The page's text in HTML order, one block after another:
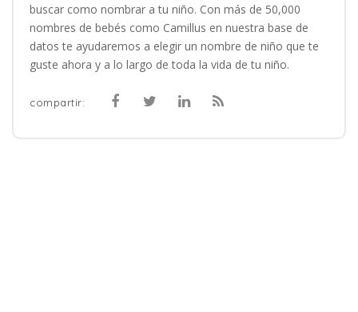
buscar como nombrar a tu niño. Con más de 50,000
nombres de bebés como Camillus en nuestra base de
datos te ayudaremos a elegir un nombre de niño que te
guste ahora y a lo largo de toda la vida de tu niño.
compartir: